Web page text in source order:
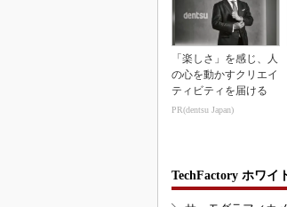
「楽しさ」を感じ、人
の心を動かすクリエイ
ティビティを届ける
PR(dentsu Japan)
TechFactory ホワイ